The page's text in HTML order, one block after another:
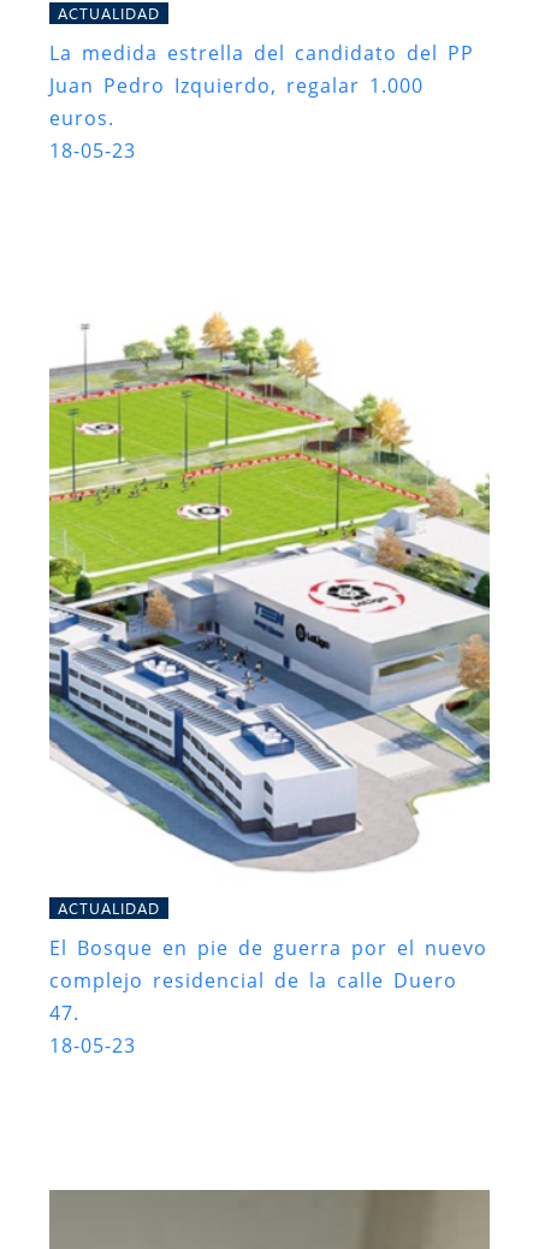
ACTUALIDAD
La medida estrella del candidato del PP
Juan Pedro Izquierdo, regalar 1.000
euros.
18-05-23
ACTUALIDAD
El Bosque en pie de guerra por el nuevo
complejo residencial de la calle Duero
47.
18-05-23